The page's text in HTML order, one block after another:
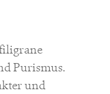
Purismus.
und